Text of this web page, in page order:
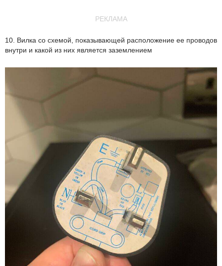
РЕКЛАМА
10. Вилка со схемой, показывающей расположение ее проводов
внутри и какой из них является заземлением